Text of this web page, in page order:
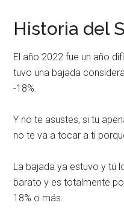
Historia del
El año 2022 fue un año
tuvo una bajada
-18%.
Y no te asustes, si tu
no te va a tocar a ti
La bajada ya estuvo y tú
barato y es totalmente
18% o más.